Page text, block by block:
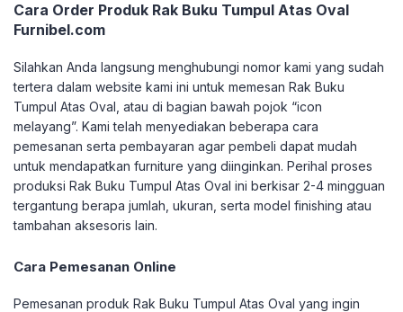
Cara Order Produk Rak Buku Tumpul Atas Oval
Furnibel.com
Silahkan Anda langsung menghubungi nomor kami yang sudah
tertera dalam website kami ini untuk memesan Rak Buku
Tumpul Atas Oval, atau di bagian bawah pojok “icon
melayang”. Kami telah menyediakan beberapa cara
pemesanan serta pembayaran agar pembeli dapat mudah
untuk mendapatkan furniture yang diinginkan. Perihal proses
produksi Rak Buku Tumpul Atas Oval ini berkisar 2-4 mingguan
tergantung berapa jumlah, ukuran, serta model finishing atau
tambahan aksesoris lain.
Cara Pemesanan Online
Pemesanan produk Rak Buku Tumpul Atas Oval yang ingin